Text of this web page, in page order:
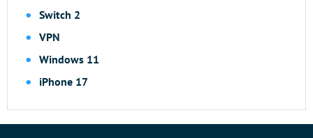
Switch 2
VPN
Windows 11
iPhone 17